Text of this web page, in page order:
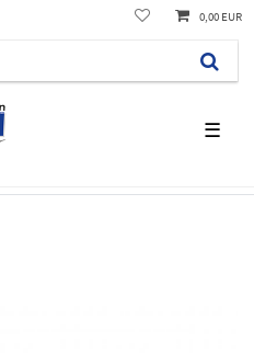
☰
0,00 EUR